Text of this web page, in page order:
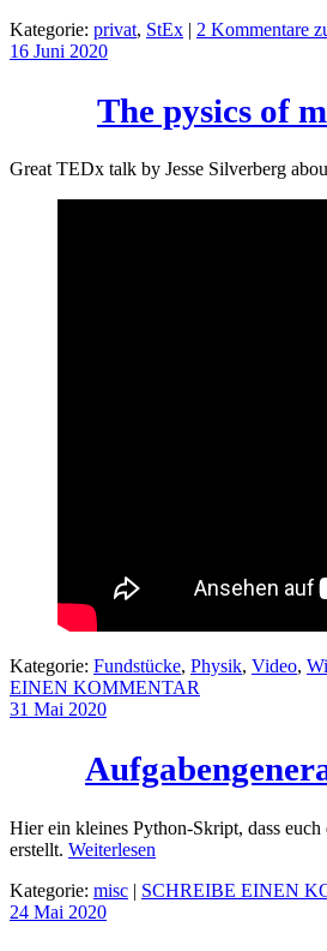
Kategorie: privat, StEx | 2 Kommentare
16 Juni 2020
The pysics of
Great TEDx talk by Jesse Silverberg
Kategorie: Fundstücke, Physik, Video,
EINEN KOMMENTAR
31 Mai 2020
Hier ein kleines Python-Skript, dass
erstellt. Weiterlesen
Kategorie: misc | SCHREIBE EINEN
24 Mai 2020